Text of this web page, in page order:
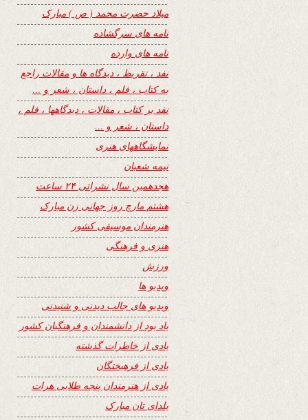
میلاد حضرت محمد ( ص ) مبارک
نامه های سرگشاده
نامه های وارده
نفد ، تقریظ ، دیدگاه ها و مقالات راجع
به کتاب ، فلم ، داستان ، شعر و …
نفد بر کتاب ، مقالات ، دیدگاهها ، فلم ،
داستان ، شعر و …
نمایشگاههای هنری
نیمه شعبان
هجدهمین سال نشراتی ۲۴ ساعت
هشتم مارچ روز جهانی زن مبارک
هنرمندان موسیقی کشور
هنری و فرهنگی
ورزش
ویدیو ها
ویدیو های جالب دیدنی و شنیدنی
یاد بود از دانشمندان و فرهنگیان کشور
یادی از خاطرات گذشته
یادی از فرهیختگان
یادی از هنرمندان پنجه طلایی هرات
یلدای تان مبارک